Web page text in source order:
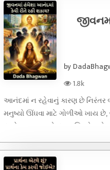
by
1.8k
આનંદમાં ન રહેવાનું કારણ છે નિરંતર
મનુષ્યો ઊંઘવા માટે ગોળીઓ ખાય
દુઃખો ભૂલાવવા માટે દારૂ, સિગરેટ